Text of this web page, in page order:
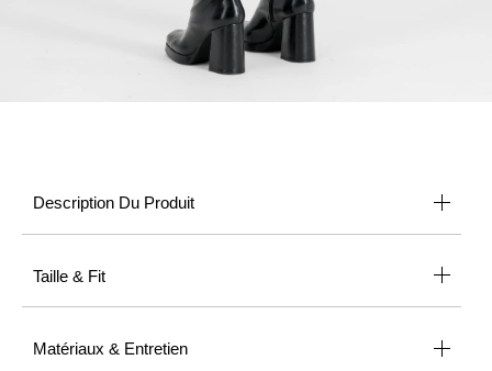
Description Du Produit
Taille & Fit
Matériaux & Entretien